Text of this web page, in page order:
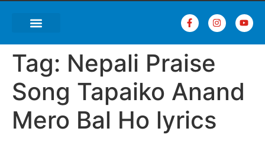
Tag: Nepali Praise
Song Tapaiko Anand
Mero Bal Ho lyrics